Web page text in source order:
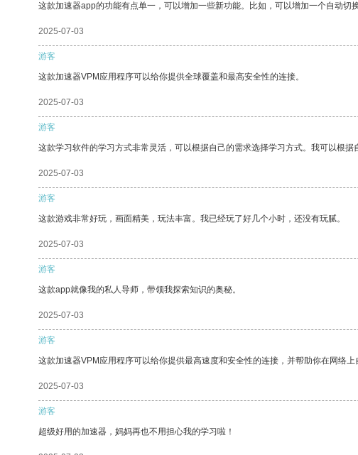
这款加速器app的功能有点单一，可以增加一些新功能。比如，可以增加一个自动切
2025-07-03
游客
这款加速器VPM应用程序可以给你提供全球覆盖和最高安全性的连接。
2025-07-03
游客
这款学习软件的学习方式非常灵活，可以根据自己的需求选择学习方式。我可以根据
2025-07-03
游客
这款游戏非常好玩，画面精美，玩法丰富。我已经玩了好几个小时，还没有玩腻。
2025-07-03
游客
这款app就像我的私人导师，带领我探索知识的奥秘。
2025-07-03
游客
这款加速器VPM应用程序可以给你提供最高速度和安全性的连接，并帮助你在网络上
2025-07-03
游客
超级好用的加速器，妈妈再也不用担心我的学习啦！